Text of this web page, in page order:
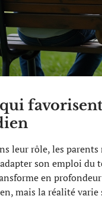
leur rôle, les parents
son emploi du
en
mais la réalité